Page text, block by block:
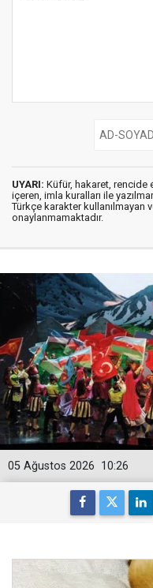
UYARI: Küfür, hakaret, rencide
içeren, imla kuralları ile
Türkçe karakter kullanılmayan
onaylanmamaktadır.
10:26
05 Ağustos 2026